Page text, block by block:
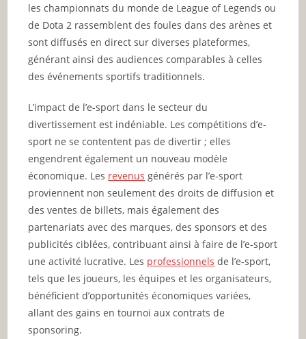
les championnats du monde de League of Legends ou
de Dota 2 rassemblent des foules dans des arènes et
sont diffusés en direct sur diverses plateformes,
générant ainsi des audiences comparables à celles
des événements sportifs traditionnels.
L’impact de l’e-sport dans le secteur du
divertissement est indéniable. Les compétitions d’e-
sport ne se contentent pas de divertir ; elles
engendrent également un nouveau modèle
économique. Les revenus générés par l’e-sport
proviennent non seulement des droits de diffusion et
des ventes de billets, mais également des
partenariats avec des marques, des sponsors et des
publicités ciblées, contribuant ainsi à faire de l’e-sport
une activité lucrative. Les professionnels de l’e-sport,
tels que les joueurs, les équipes et les organisateurs,
bénéficient d’opportunités économiques variées,
allant des gains en tournoi aux contrats de
sponsoring.